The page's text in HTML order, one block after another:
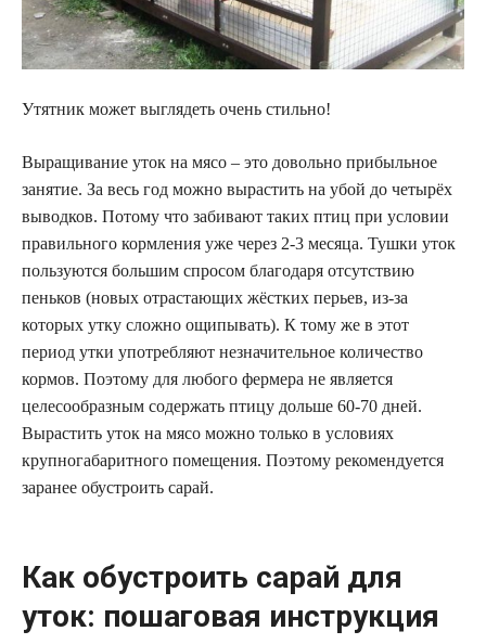
Утятник может выглядеть очень стильно!
Выращивание уток на мясо – это довольно прибыльное
занятие. За весь год можно вырастить на убой до четырёх
выводков. Потому что забивают таких птиц при условии
правильного кормления уже через 2-3 месяца. Тушки уток
пользуются большим спросом благодаря отсутствию
пеньков (новых отрастающих жёстких перьев, из-за
которых утку сложно ощипывать). К тому же в этот
период утки употребляют незначительное количество
кормов. Поэтому для любого фермера не является
целесообразным содержать птицу дольше 60-70 дней.
Вырастить уток на мясо можно только в условиях
крупногабаритного помещения. Поэтому рекомендуется
заранее обустроить сарай.
Как обустроить сарай для
уток: пошаговая инструкция